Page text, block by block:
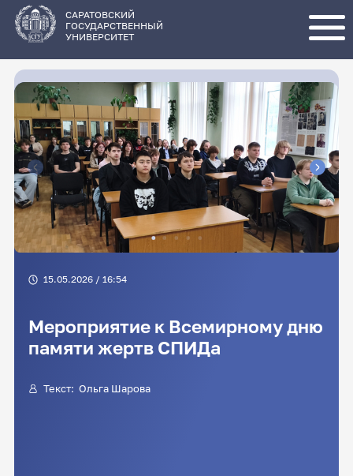
основному
содержанию
САРАТОВСКИЙ
ГОСУДАРСТВЕННЫЙ
УНИВЕРСИТЕТ
15.05.2026 / 16:54
Мероприятие к Всемирному дню
памяти жертв СПИДа
Текст: Ольга Шарова